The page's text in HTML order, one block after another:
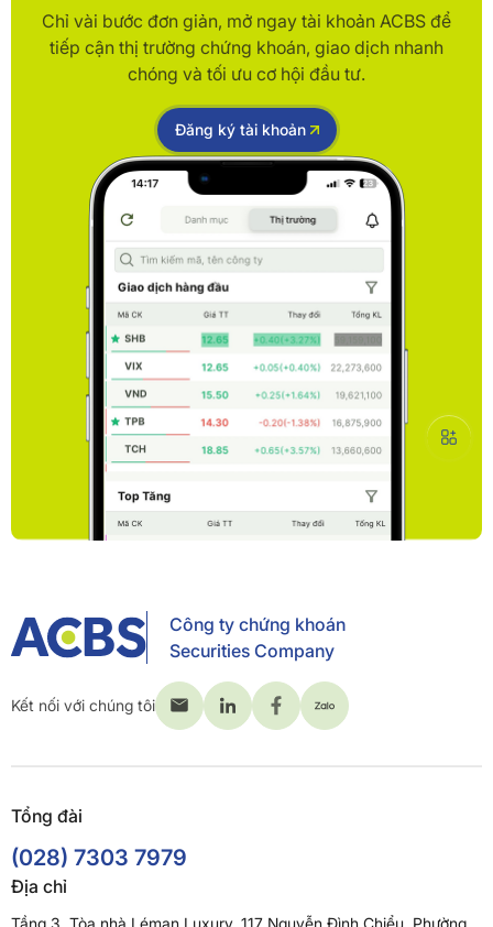
Chỉ vài bước đơn giản, mở ngay tài khoản ACBS để
tiếp cận thị trường chứng khoán, giao dịch nhanh
chóng và tối ưu cơ hội đầu tư.
Đăng ký tài khoản
Công ty chứng khoán
Securities Company
Kết nối với chúng tôi
Tổng đài
(028) 7303 7979
Địa chỉ
Tầng 3, Tòa nhà Léman Luxury, 117 Nguyễn Đình Chiểu, Phường